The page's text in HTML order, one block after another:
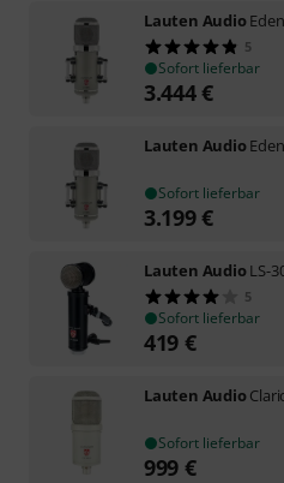
Lauten Audio
5
Sofort lieferbar
3.444€
Lauten Audio
Sofort lieferbar
3.199€
Lauten AudioLS-
5
Sofort lieferbar
419 €
Lauten Audio
Sofort lieferbar
999 €